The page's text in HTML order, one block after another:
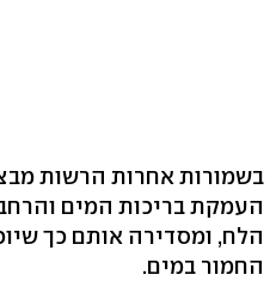
בשמורות אחרות הרשות
העמקת בריכות המים
הלח, ומסדירה אותם כך
החמור במים.